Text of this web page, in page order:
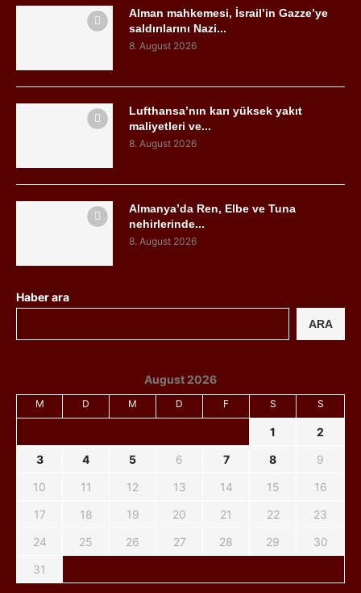
Alman mahkemesi, İsrail’in Gazze’ye
saldırılarını Nazi...
8. August 2026
Lufthansa’nın karı yüksek yakıt
maliyetleri ve...
8. August 2026
Almanya’da Ren, Elbe ve Tuna
nehirlerinde...
8. August 2026
Haber ara
ARA
August 2026
M D M D F S S
1
2
3
4 5 6 7 8
9
10
11 12 13 14 15
16
17
18 19 20 21 22
23
24
25 26 27 28 29
30
31